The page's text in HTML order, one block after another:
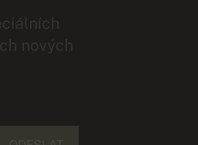
nových